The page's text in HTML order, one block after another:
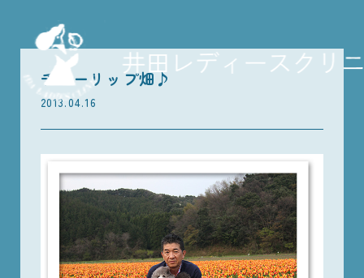
チューリップ畑♪
2013.04.16